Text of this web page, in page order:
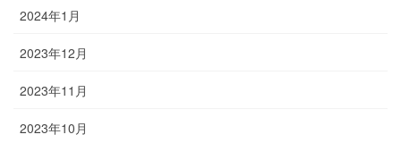
2024年1月
2023年12月
2023年11月
2023年10月